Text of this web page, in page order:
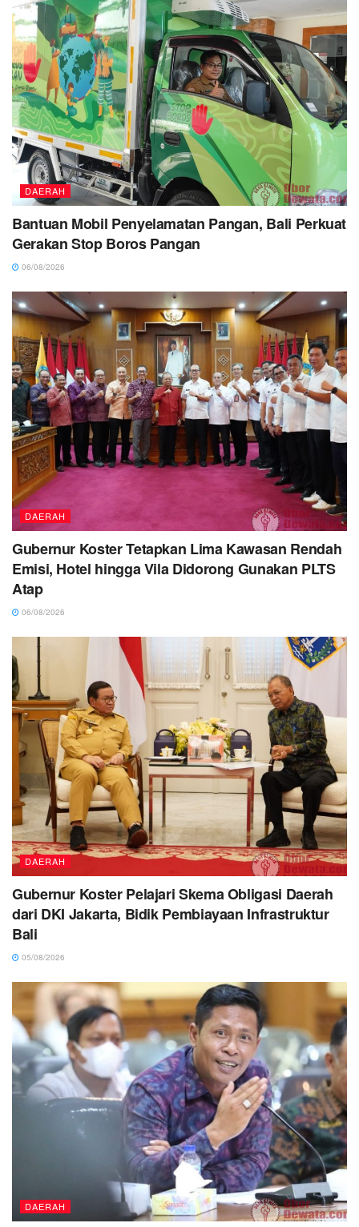
DAERAH
Bantuan Mobil Penyelamatan Pangan, Bali Perkuat
Gerakan Stop Boros Pangan
06/08/2026
DAERAH
Gubernur Koster Tetapkan Lima Kawasan Rendah
Emisi, Hotel hingga Vila Didorong Gunakan PLTS
Atap
06/08/2026
DAERAH
Gubernur Koster Pelajari Skema Obligasi Daerah
dari DKI Jakarta, Bidik Pembiayaan Infrastruktur
Bali
05/08/2026
DAERAH